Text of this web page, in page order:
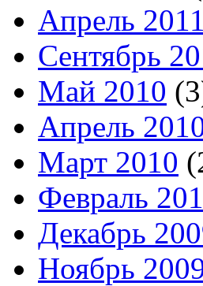
Апрель 2011
Сентябрь
Май 2010
Апрель
Март 2010
Февраль
Декабрь
Ноябрь